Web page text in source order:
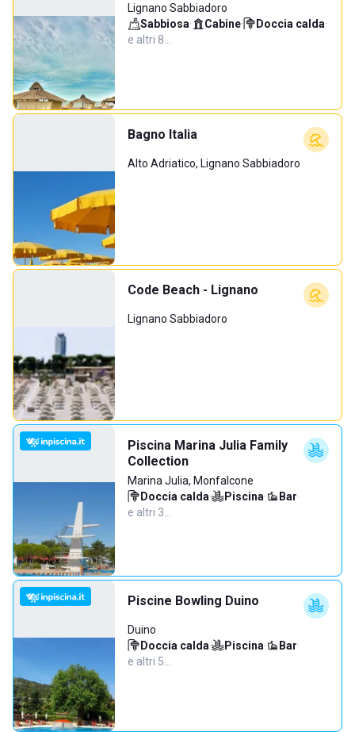
Lignano Sabbiadoro
Sabbiosa· Cabine· Doccia calda·
e altri 8…
Bagno Italia
Alto Adriatico, Lignano Sabbiadoro
Code Beach - Lignano
Lignano Sabbiadoro
Piscina Marina Julia Family
Collection
Marina Julia, Monfalcone
Doccia calda· Piscina· Bar·
e altri 3…
Piscine Bowling Duino
Duino
Doccia calda· Piscina· Bar·
e altri 5…